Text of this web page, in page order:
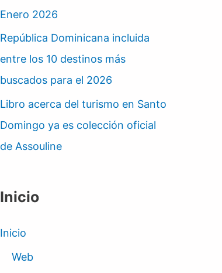
Enero 2026
República Dominicana incluida
entre los 10 destinos más
buscados para el 2026
Libro acerca del turismo en Santo
Domingo ya es colección oficial
de Assouline
Inicio
Inicio
Web